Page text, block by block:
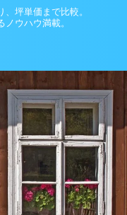
坪単価まで比較。
ウハウ満載。